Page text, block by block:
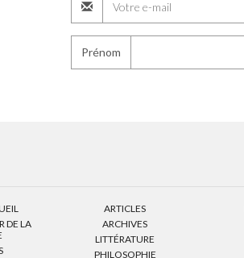
Prénom
DE LA
ARTICLES
ARCHIVES
LITTÉRATURE
PHILOSOPHIE